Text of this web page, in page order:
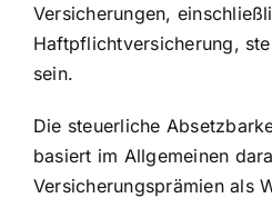
Versicherungen,
Haftpflichtversicherung,
sein.
Die steuerliche
basiert im Allgemeinen
Versicherungsprämien als